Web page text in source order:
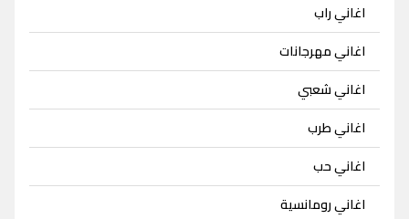
اغاني راب
اغاني مهرجانات
اغاني شعبي
اغاني طرب
اغاني حب
اغاني رومانسية